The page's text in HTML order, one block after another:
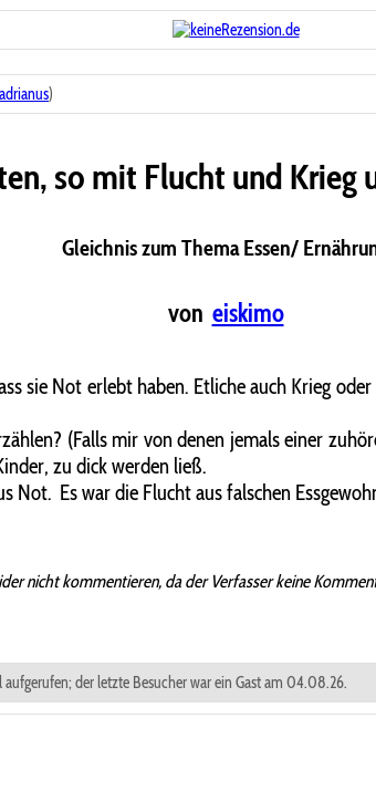
)
so mit Flucht und Krieg
Gleichnis zum Thema Essen/
von eiskimo
sie Not erlebt haben. Etliche auch Krieg
(Falls mir von denen jemals einer
zu dick werden ließ.
Not. Es war die Flucht aus falschen
nicht kommentieren, da der Verfasser keine
der letzte Besucher war ein Gast am 04.08.26.